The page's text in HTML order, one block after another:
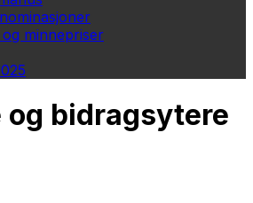
minnepriser
og bidragsytere